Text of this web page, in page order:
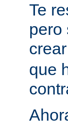
Te
pero
que